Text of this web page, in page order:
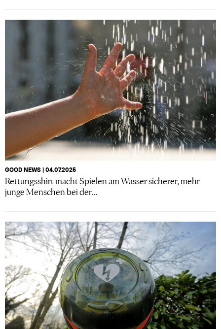
GOOD NEWS | 04.07.2025
Rettungsshirt macht Spielen am Wasser sicherer, mehr
junge Menschen bei der...